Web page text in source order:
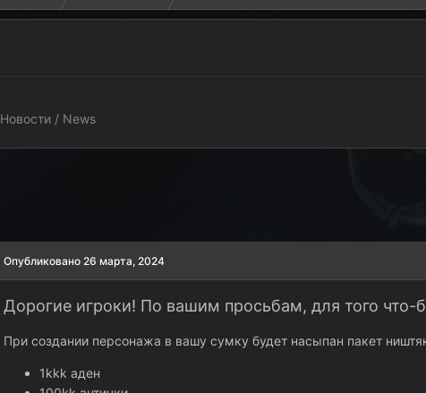
Новости / News
Опубликовано 26 марта, 2024
Дорогие игроки! По вашим просьбам, для того
При создании персонажа в вашу сумку будет насыпан пакет
1kkk аден